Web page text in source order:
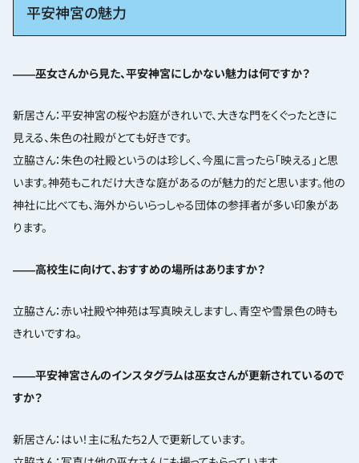
平安神宮の魅力
――巫女さんから見た、平安神宮にしかない魅力は何ですか？
新居さん：平安神宮の桜やお庭がきれいで、大きな門をくぐったときに
見える、朱色の社殿がとても好きです。
立脇さん：朱色の社殿というのは珍しく、今風に言ったら「映える」と思
います。神苑もこれだけ大きな庭があるのが魅力的だと思います。他の
神社に比べても、海外からいらっしゃる団体の参拝者が多い印象があ
ります。
――高校生に向けて、おすすめの場所はありますか？
立脇さん：赤い社殿や神苑は写真映えしますし、青空や雪景色の時も
きれいですね。
――平安神宮さんのインスタグラムは巫女さんが更新されているので
すか？
新居さん：はい！主に私たち2人で更新しています。